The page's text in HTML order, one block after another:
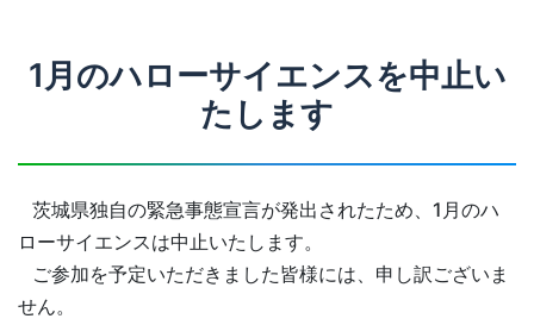
1月のハローサイエンスを中止い
たします
茨城県独自の緊急事態宣言が発出されたため、1月のハ
ローサイエンスは中止いたします。
ご参加を予定いただきました皆様には、申し訳ございま
せん。